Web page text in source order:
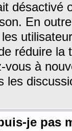
désactivé
En
réduire la
vous à
les
je pas